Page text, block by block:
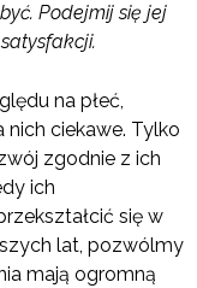
Podejmij się jej
na płeć,
ciekawe. Tylko
zgodnie z ich
ich
się w
lat, pozwólmy
mają ogromną